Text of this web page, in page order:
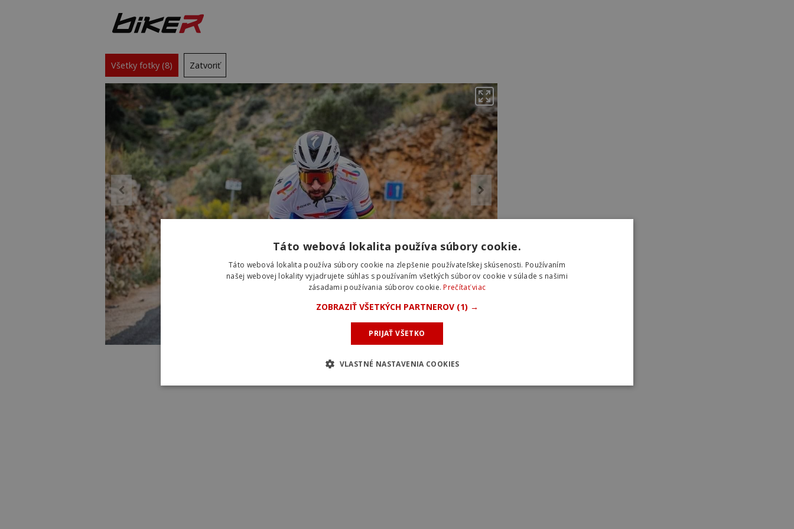
Všetky fotky (8) Zatvoriť
Táto webová lokalita používa súbory cookie.
Táto webová lokalita používa súbory cookie na zlepšenie používateľskej skúsenosti. Používaním
našej webovej lokality vyjadrujete súhlas s používaním všetkých súborov cookie v súlade s našimi
zásadami používania súborov cookie.Prečítať viac
ZOBRAZIŤ VŠETKÝCH PARTNEROV (1) →
PRIJAŤ VŠETKO
VLASTNÉ NASTAVENIA COOKIES